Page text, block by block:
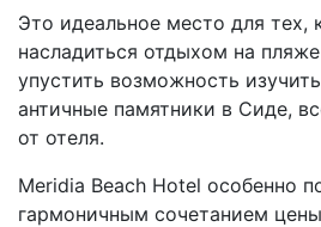
Это идеальное место для тех,
насладиться отдыхом на
упустить возможность
античные памятники в Сиде,
от отеля.
Meridia Beach Hotel особенно
гармоничным сочетанием